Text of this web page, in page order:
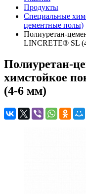
Продукты
Специальные
цементные полы)
Полиуретан-
LINCRETE® SL
Полиуретан-
химстойкое
(4-6 мм)